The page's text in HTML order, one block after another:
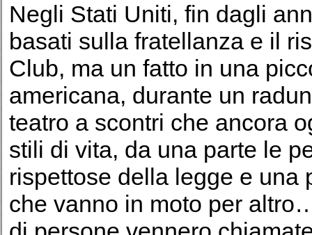
Negli Stati Uniti, fin dagli
basati sulla fratellanza e il
Club, ma un fatto in una
americana, durante un
teatro a scontri che ancora
stili di vita, da una parte le
rispettose della legge e una
che vanno in moto per